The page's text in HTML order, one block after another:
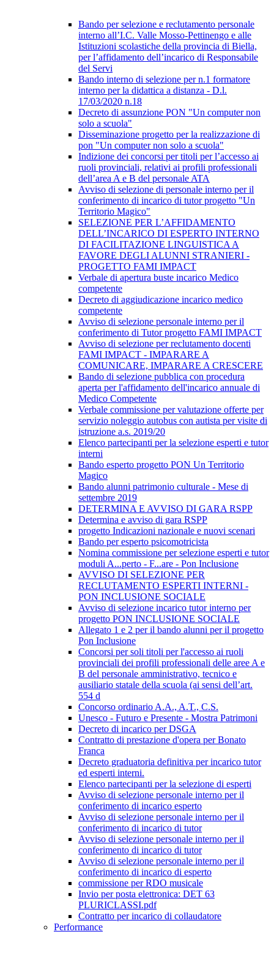
Bando per selezione e reclutamento personale
interno all’I.C. Valle Mosso-Pettinengo e alle
Istituzioni scolastiche della provincia di Biella,
per l’affidamento dell’incarico di Responsabile
del Servi
Bando interno di selezione per n.1 formatore
interno per la didattica a distanza - D.l.
17/03/2020 n.18
Decreto di assunzione PON "Un computer non
solo a scuola"
Disseminazione progetto per la realizzazione di
pon "Un computer non solo a scuola"
Indizione dei concorsi per titoli per l’accesso ai
ruoli provinciali, relativi ai profili professionali
dell’area A e B del personale ATA
Avviso di selezione di personale interno per il
conferimento di incarico di tutor progetto "Un
Territorio Magico"
SELEZIONE PER L’AFFIDAMENTO
DELL’INCARICO DI ESPERTO INTERNO
DI FACILITAZIONE LINGUISTICA A
FAVORE DEGLI ALUNNI STRANIERI -
PROGETTO FAMI IMPACT
Verbale di apertura buste incarico Medico
competente
Decreto di aggiudicazione incarico medico
competente
Avviso di selezione personale interno per il
conferimento di Tutor progetto FAMI IMPACT
Avviso di selezione per reclutamento docenti
FAMI IMPACT - IMPARARE A
COMUNICARE, IMPARARE A CRESCERE
Bando di selezione pubblica con procedura
aperta per l'affidamento dell'incarico annuale di
Medico Competente
Verbale commissione per valutazione offerte per
servizio noleggio autobus con autista per visite di
istruzione a.s. 2019/20
Elenco partecipanti per la selezione esperti e tutor
interni
Bando esperto progetto PON Un Territorio
Magico
Bando alunni patrimonio culturale - Mese di
settembre 2019
DETERMINA E AVVISO DI GARA RSPP
Determina e avviso di gara RSPP
progetto Indicazioni nazionale e nuovi scenari
Bando per esperto psicomotricista
Nomina commissione per selezione esperti e tutor
moduli A...perto - F...are - Pon Inclusione
AVVISO DI SELEZIONE PER
RECLUTAMENTO ESPERTI INTERNI -
PON INCLUSIONE SOCIALE
Avviso di selezione incarico tutor interno per
progetto PON INCLUSIONE SOCIALE
Allegato 1 e 2 per il bando alunni per il progetto
Pon Inclusione
Concorsi per soli titoli per l'accesso ai ruoli
provinciali dei profili professionali delle aree A e
B del personale amministrativo, tecnico e
ausiliario statale della scuola (ai sensi dell’art.
554 d
Concorso ordinario A.A., A.T., C.S.
Unesco - Futuro e Presente - Mostra Patrimoni
Decreto di incarico per DSGA
Contratto di prestazione d'opera per Bonato
Franca
Decreto graduatoria definitiva per incarico tutor
ed esperti interni.
Elenco partecipanti per la selezione di esperti
Avviso di selezione personale interno per il
conferimento di incarico esperto
Avviso di selezione personale interno per il
conferimento di incarico di tutor
Avviso di selezione personale interno per il
conferimento di incarico di tutor
Avviso di selezione personale interno per il
conferimento di incarico di esperto
commissione per RDO musicale
Invio per posta elettronica: DET 63
PLURICLASSI.pdf
Contratto per incarico di collaudatore
Performance